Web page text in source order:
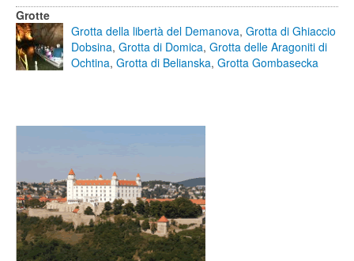
Grotte
Grotta della libertà del Demanova, Grotta di Ghiaccio
Dobsina, Grotta di Domica, Grotta delle Aragoniti di
Ochtina, Grotta di Belianska, Grotta Gombasecka